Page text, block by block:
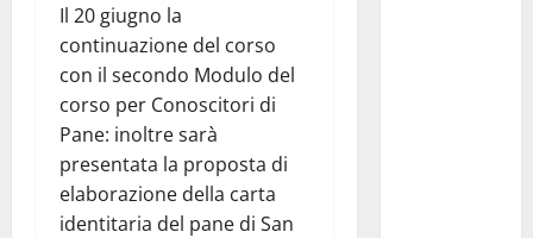
Il 20 giugno la
continuazione del corso
con il secondo Modulo del
corso per Conoscitori di
Pane: inoltre sarà
presentata la proposta di
elaborazione della carta
identitaria del pane di San